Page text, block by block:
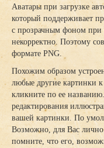
Аватары при загрузке
который поддерживает
с прозрачным фоном при
некорректно. Поэтому
формате PNG.
Похожим образом
любые другие картинки
кликните по ее
редактирования
вашей картинки. По
Возможно, для Вас лично
помните, что его,